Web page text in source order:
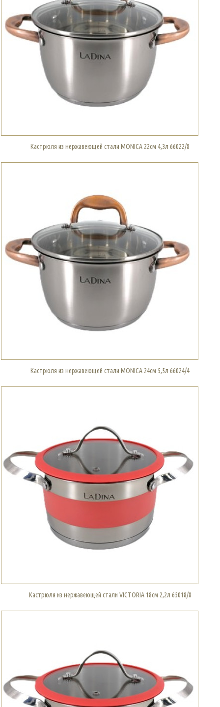
Кастрюля из нержавеющей стали MONICA 22см 4,3л 66022/8
Кастрюля из нержавеющей стали MONICA 24см 5,5л 66024/4
Кастрюля из нержавеющей стали VICTORIA 18см 2,2л 65018/8